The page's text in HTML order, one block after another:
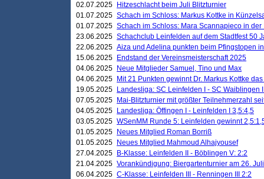
02.07.2025
Hitzeschlacht beim Juli Blitzturnier
01.07.2025 Schach im Schloss: Markus Kottke in
01.07.2025 Schach im Schloss: Mara Scannapieco in der
23.06.2025 Schachclub Leinfelden auf dem Stadtfest 50
22.06.2025 Aiza und Adelina punkten beim Pfingstopen
15.06.2025
Endstand der Vereinsmeisterschaft 2025
04.06.2025
Neue Mitglieder Samuel, Tino und Max
04.06.2025
Mit 21 Punkten gewinnt Dr. Markus Kottke
19.05.2025
Landesliga: SC Leinfelden I - SC Waiblingen
07.05.2025
Mai-Blitzturnier mit größter Teilnehmerzahl
04.05.2025
Landesliga: Öffingen I - Leinfelden I 3,5:4,5
03.05.2025 WSenMM Runde 5: Leinfelden gewinnt
01.05.2025
Neues Mitglied Roman Borriß
01.05.2025
Neues Mitglied Mahmoud Alhajyousef
27.04.2025
B-Klasse: Leinfelden II - Böblingen V: 2:2
21.04.2025 Vorankündigung: Biergartenturnier am 26. Juli
06.04.2025 C-Klasse: Leinfelden III - Renningen III 2:2